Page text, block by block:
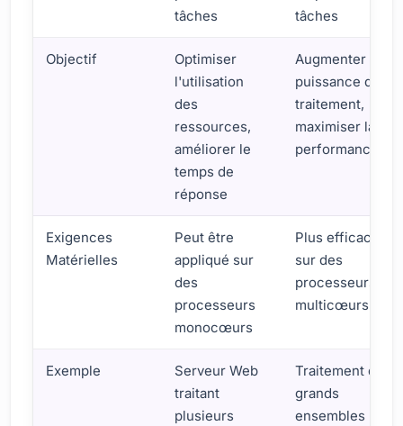
tâches
tâches
Objectif
Optimiser
l'utilisation
des
ressources,
améliorer le
temps de
réponse
Augmenter la
puissance de
traitement,
maximiser la
performance
Exigences
Matérielles
Peut être
appliqué sur
des
processeurs
monocœurs
Plus efficace
sur des
processeurs
multicœurs
Exemple
Serveur Web
traitant
plusieurs
Traitement de
grands
ensembles